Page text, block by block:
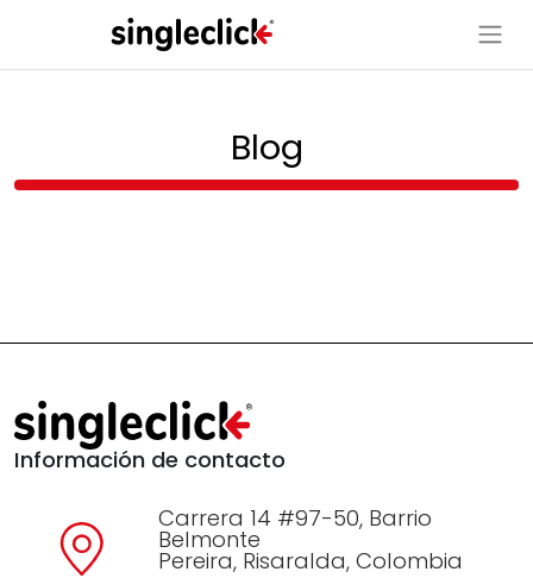
Blog
Información de contacto
Carrera 14 #97-50, Barrio
Belmonte
Pereira, Risaralda, Colombia